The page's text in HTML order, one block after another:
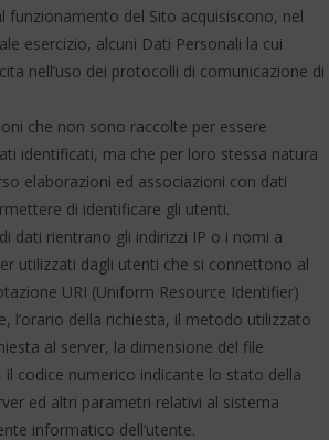
funzionamento del Sito acquisiscono, nel
esercizio, alcuni Dati Personali la cui
nell’uso dei protocolli di comunicazione di
che non sono raccolte per essere
identificati, ma che per loro stessa natura
elaborazioni ed associazioni con dati
di identificare gli utenti.
dati rientrano gli indirizzi IP o i nomi a
utilizzati dagli utenti che si connettono al
URI (Uniform Resource Identifier)
l’orario della richiesta, il metodo utilizzato
al server, la dimensione del file
codice numerico indicante lo stato della
ed altri parametri relativi al sistema
informatico dell’utente.